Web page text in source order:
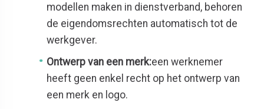
modellen maken in dienstverband, behoren
de eigendomsrechten automatisch tot de
werkgever.
Ontwerp van een merk:een werknemer
heeft geen enkel recht op het ontwerp van
een merk en logo.